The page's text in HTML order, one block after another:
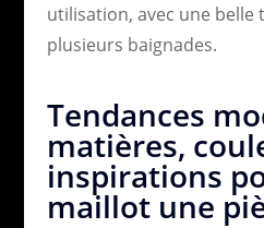
utilisation, avec une belle
plusieurs baignades.
Tendances
matières,
inspirations
maillot une